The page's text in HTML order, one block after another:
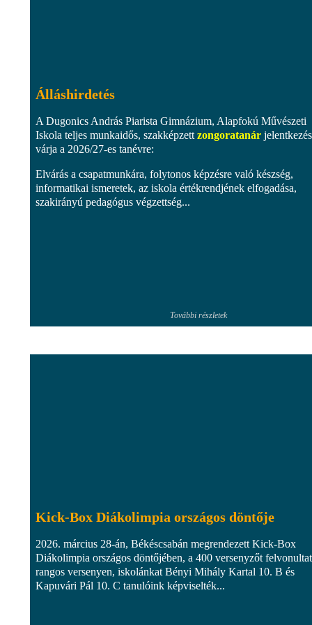
Álláshirdetés
A Dugonics András Piarista Gimnázium, Alapfokú Művészeti
Iskola teljes munkaidős, szakképzett zongoratanár
várja a 2026/27-es tanévre:
Elvárás a csapatmunkára, folytonos képzésre való készség,
informatikai ismeretek, az iskola értékrendjének elfogadása,
szakirányú pedagógus végzettség...
További részletek
Kick-Box Diákolimpia országos döntője
2026. március 28-án, Békéscsabán megrendezett Kick-Box
Diákolimpia országos döntőjében, a 400 versenyzőt
rangos versenyen, iskolánkat Bényi Mihály Kartal 10. B és
Kapuvári Pál 10. C tanulóink képviselték...